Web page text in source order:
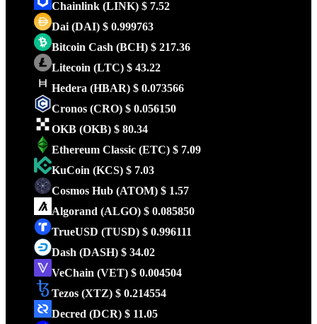
Chainlink (LINK) $ 7.52
Dai (DAI) $ 0.999763
Bitcoin Cash (BCH) $ 217.36
Litecoin (LTC) $ 43.22
Hedera (HBAR) $ 0.073566
Cronos (CRO) $ 0.056150
OKB (OKB) $ 80.34
Ethereum Classic (ETC) $ 7.09
KuCoin (KCS) $ 7.03
Cosmos Hub (ATOM) $ 1.57
Algorand (ALGO) $ 0.085850
TrueUSD (TUSD) $ 0.996111
Dash (DASH) $ 34.02
VeChain (VET) $ 0.004504
Tezos (XTZ) $ 0.214554
Decred (DCR) $ 11.05